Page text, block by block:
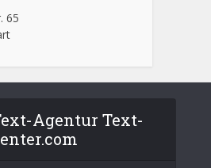
65
Agentur Text-